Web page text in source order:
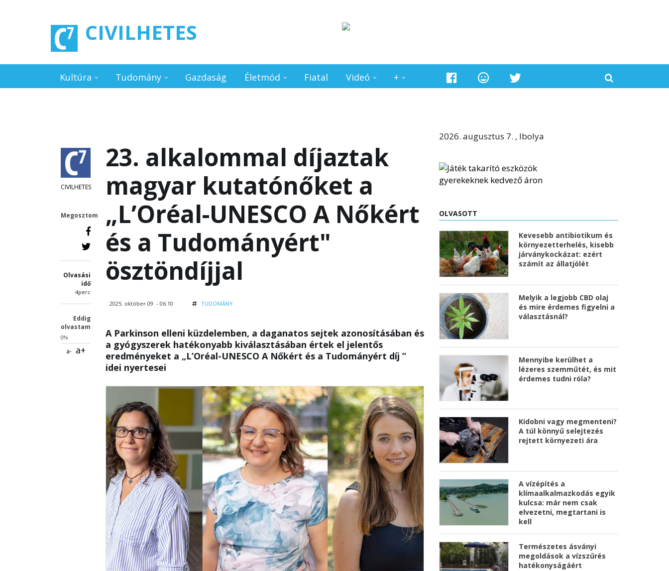
CIVILHETES
Kultúra Tudomány Gazdaság Életmód Fiatal Videó +
CIVILHETES
Megosztom
Olvasási
idő
4perc
Eddig
olvastam
0%
a- a+
23. alkalommal díjaztak
magyar kutatónőket a
„L’Oréal-UNESCO A Nőkért
és a Tudományért"
ösztöndíjjal
2025. október 09. - 06:10 TUDOMÁNY
A Parkinson elleni küzdelemben, a daganatos sejtek azonosításában és
a gyógyszerek hatékonyabb kiválasztásában értek el jelentős
eredményeket a „L’Oréal-UNESCO A Nőkért és a Tudományért díj ”
idei nyertesei
2026. augusztus 7. , Ibolya
OLVASOTT
Kevesebb antibiotikum és
környezetterhelés, kisebb
járványkockázat: ezért
számít az állatjólét
Melyik a legjobb CBD olaj
és mire érdemes figyelni a
választásnál?
Mennyibe kerülhet a
lézeres szemműtét, és mit
érdemes tudni róla?
Kidobni vagy megmenteni?
A túl könnyű selejtezés
rejtett környezeti ára
A vízépítés a
klímaalkalmazkodás egyik
kulcsa: már nem csak
elvezetni, megtartani is
kell
Természetes ásványi
megoldások a vízszűrés
hatékonyságáért